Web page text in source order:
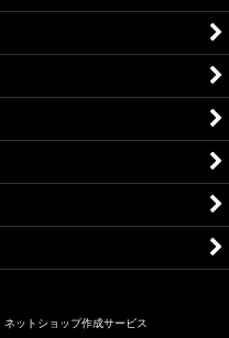
ネットショップ作成サービス